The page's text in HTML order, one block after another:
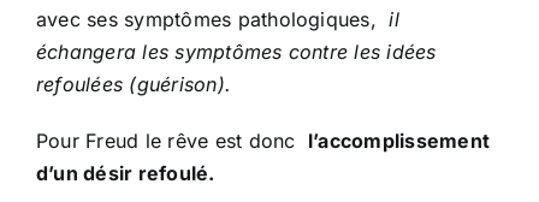
avec ses symptômes pathologiques, il
échangera les symptômes contre les idées
refoulées (guérison).
Pour Freud le rêve est donc l’accomplissement
d’un désir refoulé.